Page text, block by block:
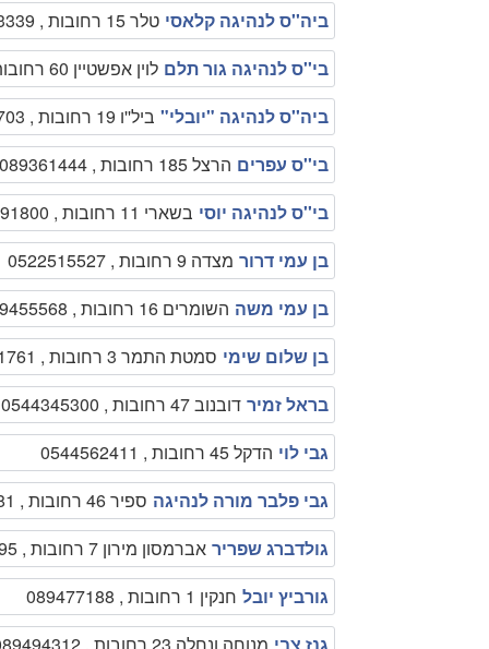
ביה''ס לנהיגה קלאסי טלר 15 רחובות , 089473339
בי''ס לנהיגה גור תלם לוין אפשטיין 60 רחובות , 089451716
ביה''ס לנהיגה "יובלי" ביל''ו 19 רחובות , 089458703
בי''ס עפרים הרצל 185 רחובות , 089361444
בי''ס לנהיגה יוסי בשארי 11 רחובות , 0509791800
בן עמי דרור מצדה 9 רחובות , 0522515527
בן עמי משה השומרים 16 רחובות , 089455568
בן שלום שימי סמטת התמר 3 רחובות , 089361761
בראל זמיר דובנוב 47 רחובות , 0544345300
גבי לוי הדקל 45 רחובות , 0544562411
גבי פלבר מורה לנהיגה ספיר 46 רחובות , 0502778981
גולדברג שפריר אברמסון מירון 7 רחובות , 0544714795
גורביץ יובל חנקין 1 רחובות , 089477188
גנז צבי מנוחה ונחלה 23 רחובות , 089494312